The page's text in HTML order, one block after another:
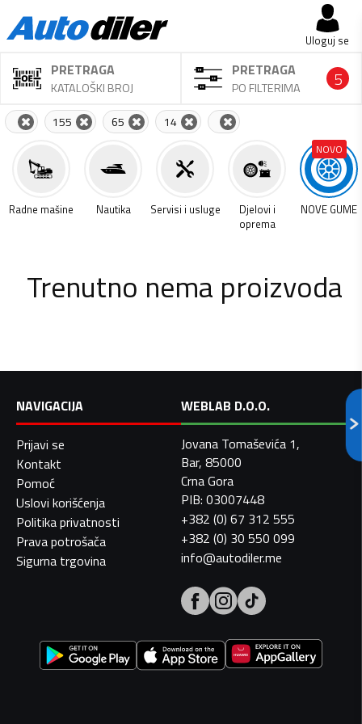
Uloguj se
PRETRAGA
KATALOŠKI BROJ
PRETRAGA
PO FILTERIMA 5
155 65 14
Radne mašine Nautika Servisi i usluge
Djelovi i
oprema
NOVO
NOVE GUME
Trenutno nema proizvoda
NAVIGACIJA
Prijavi se
Kontakt
Pomoć
Uslovi korišćenja
Politika privatnosti
Prava potrošača
Sigurna trgovina
WEBLAB D.O.O.
Jovana Tomaševića 1,
Bar, 85000
Crna Gora
PIB: 03007448
+382 (0) 67 312 555
+382 (0) 30 550 099
info@autodiler.me